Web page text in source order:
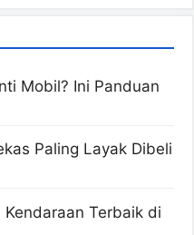
Mobil? Ini Panduan
Paling Layak Dibeli
Terbaik di